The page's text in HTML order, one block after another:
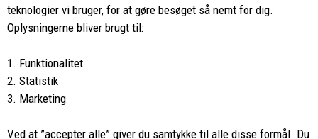
teknologier vi bruger, for at gøre besøget så nemt for dig.
Oplysningerne bliver brugt til:
1. Funktionalitet
2. Statistik
3. Marketing
Ved at ”accepter alle” giver du samtykke til alle disse formål. Du
8662 2113